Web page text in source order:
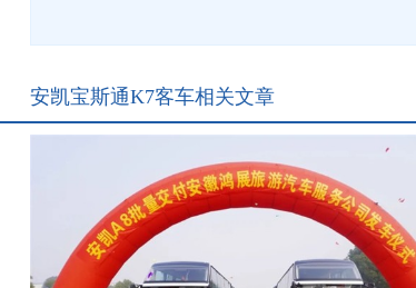
安凯宝斯通K7客车相关文章